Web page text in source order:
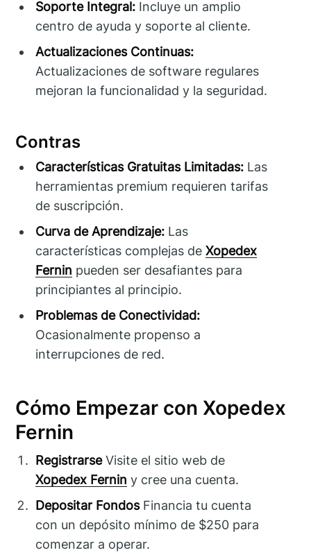
Soporte Integral: Incluye un amplio
centro de ayuda y soporte al cliente.
Actualizaciones Continuas:
Actualizaciones de software regulares
mejoran la funcionalidad y la seguridad.
Contras
Características Gratuitas Limitadas: Las
herramientas premium requieren tarifas
de suscripción.
Curva de Aprendizaje: Las
características complejas deXopedex
Fernin pueden ser desafiantes para
principiantes al principio.
Problemas de Conectividad:
Ocasionalmente propenso a
interrupciones de red.
Cómo Empezar con Xopedex
Fernin
RegistrarseVisite el sitio web de
Xopedex Fernin y cree una cuenta.
Depositar FondosFinancia tu cuenta
con un depósito mínimo de $250 para
comenzar a operar.